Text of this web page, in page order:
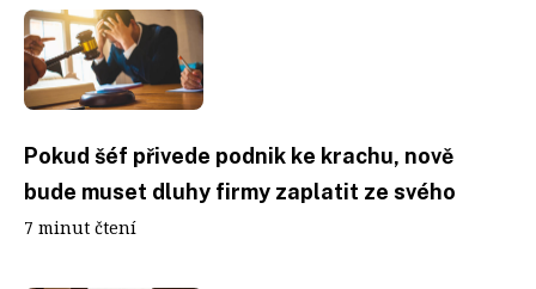
Pokud šéf přivede podnik ke krachu, nově
bude muset dluhy firmy zaplatit ze svého
7 minut čtení